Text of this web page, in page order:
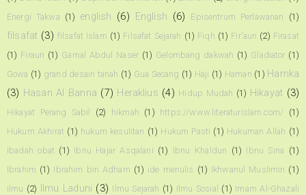
Energi Takwa (1) english (6) English (6) Episentrum Perlawanan (1)
filsafat (3) filsafat Islam (1) Filsafat Sejarah (1) Fiqh (1) Fir'aun (2) Firasat
(1) Firaun (1) Gamal Abdul Naser (1) Gelombang dakwah (1) Gladiator (1)
Gowa (1) grand desain tanah (1) Gua Secang (1) Haji (1) Haman (1) Hamka
(3) Hasan Al Banna (7) Heraklius (4) Hidup Mudah (1) Hikayat (3)
Hikayat Perang Sabil (2) hikmah (1) https://www.literaturislam.com/ (1)
Hukum Akhirat (1) hukum kesulitan (1) Hukum Pasti (1) Hukuman Allah (1)
Ibadah obat (1) Ibnu Hajar Asqalani (1) Ibnu Khaldun (1) Ibnu Sina (1)
Ibrahim (1) Ibrahim bin Adham (1) ide menulis (1) Ikhwanul Muslimin (1)
ilmu (2) Ilmu Laduni (3) Ilmu Sejarah (1) Ilmu Sosial (1) Imam Al-Ghazali